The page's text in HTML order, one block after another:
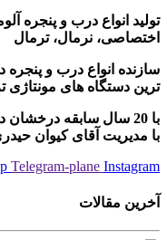
تولید انواع درب و پنجره
اختصاصی، نرمال، ترمال
ترین دستگاه های مونتاژی
با 20 سال سابقه درخشان در تولید درب و پنجره
با مدیریت آقای کیوان
Telegram-plane Instagram
آخرین مقالات